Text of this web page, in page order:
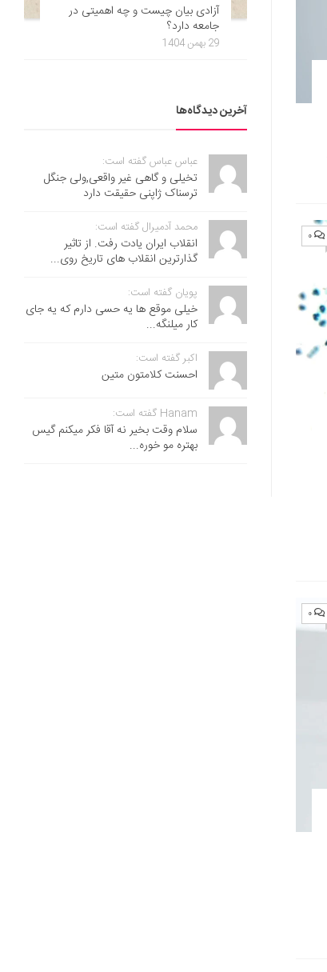
۰
۰
آزادی بیان چیست و چه اهمیتی در
جامعه دارد؟
29 بهمن 1404
آخرین دیدگاه‌ها
عباس عباس گفته است:
تخیلی و گاهی غیر واقعی,ولی جنگل
ترسناک ژاپنی حقیقت دارد
محمد آدمیرال گفته است:
انقلاب ایران یادت رفت. از تاثیر
گذارترین انقلاب های تاریخ روی...
پویان گفته است:
خیلی موقع ها یه حسی دارم که یه جای
کار میلنگه...
اکبر گفته است:
احسنت ‌کلامتون متین
Hanam گفته است:
سلام وقت بخیر نه آقا فکر میکنم گیس
بهتره مو خوره...